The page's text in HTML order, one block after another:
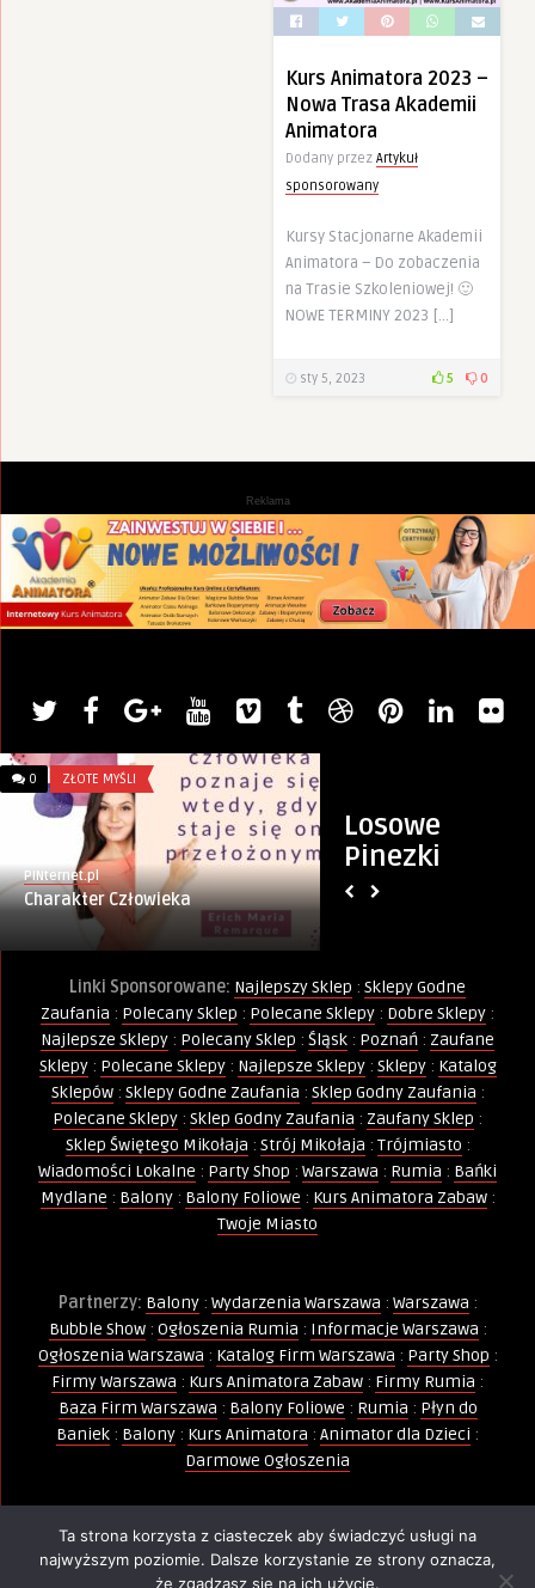
Kurs Animatora 2023 –
Nowa Trasa Akademii
Animatora
Dodany przez Artykuł
sponsorowany
Kursy Stacjonarne Akademii
Animatora – Do zobaczenia
na Trasie Szkoleniowej! 🙂
NOWE TERMINY 2023 […]
sty 5, 2023 5 0
Reklama
Losowe
Pinezki
0 ZŁOTE MYŚLI
PINternet.pl
Charakter Człowieka
Linki Sponsorowane: Najlepszy Sklep : Sklepy Godne
Zaufania : Polecany Sklep : Polecane Sklepy : Dobre Sklepy :
Najlepsze Sklepy : Polecany Sklep : Śląsk : Poznań : Zaufane
Sklepy: Polecane Sklepy: Najlepsze Sklepy: Sklepy: Katalog
Sklepów: Sklepy Godne Zaufania : Sklep Godny Zaufania :
Polecane Sklepy : Sklep Godny Zaufania : Zaufany Sklep :
Sklep Świętego Mikołaja : Strój Mikołaja : Trójmiasto :
Wiadomości Lokalne : Party Shop : Warszawa : Rumia : Bańki
Mydlane : Balony: Balony Foliowe : Kurs Animatora Zabaw:
Twoje Miasto
Partnerzy: Balony: Wydarzenia Warszawa : Warszawa :
Bubble Show: Ogłoszenia Rumia : Informacje Warszawa :
Ogłoszenia Warszawa : Katalog Firm Warszawa : Party Shop :
Firmy Warszawa : Kurs Animatora Zabaw : Firmy Rumia :
Baza Firm Warszawa : Balony Foliowe : Rumia : Płyn do
Baniek : Balony : Kurs Animatora : Animator dla Dzieci :
Darmowe Ogłoszenia
Wszelkie Prawa Zastrzeżone - Kopiowanie, powielanie i
wykorzystywanie treści, zdjęć, grafik jest zabronione -
Ta strona korzysta z ciasteczek aby świadczyć usługi na
najwyższym poziomie. Dalsze korzystanie ze strony oznacza,
że zgadzasz się na ich użycie.